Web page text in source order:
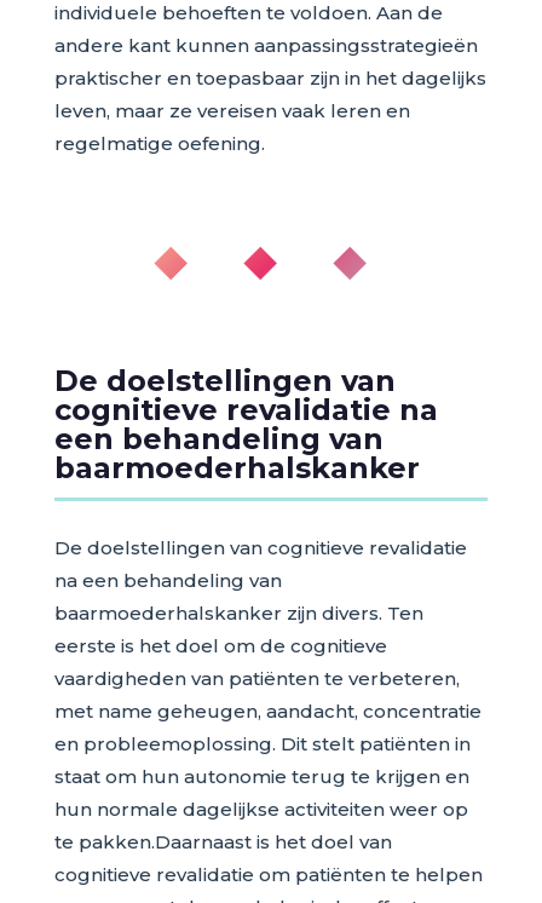
individuele behoeften te voldoen. Aan de
andere kant kunnen aanpassingsstrategieën
praktischer en toepasbaar zijn in het dagelijks
leven, maar ze vereisen vaak leren en
regelmatige oefening.
◆ ◆ ◆
De doelstellingen van
cognitieve revalidatie na
een behandeling van
baarmoederhalskanker
De doelstellingen van cognitieve revalidatie
na een behandeling van
baarmoederhalskanker zijn divers. Ten
eerste is het doel om de cognitieve
vaardigheden van patiënten te verbeteren,
met name geheugen, aandacht, concentratie
en probleemoplossing. Dit stelt patiënten in
staat om hun autonomie terug te krijgen en
hun normale dagelijkse activiteiten weer op
te pakken.Daarnaast is het doel van
cognitieve revalidatie om patiënten te helpen